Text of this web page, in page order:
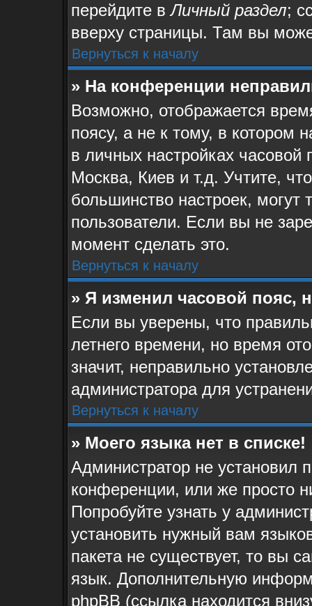
перейдите вЛичный раздел;
вверху страницы. Там вы
Вернуться к началу
» На конференции
Возможно, отображается
поясу, а не к тому, в котором
в личных настройках часовой
Москва, Киев и т.д. Учтите,
большинство настроек, могут
пользователи. Если вы не
момент сделать это.
Вернуться к началу
» Я изменил часовой пояс,
Если вы уверены, что
летнего времени, но время
значит, неправильно
администратора для
Вернуться к началу
» Моего языка нет в списке!
Администратор не установил
конференции, или же просто
Попробуйте узнать у
установить нужный вам
пакета не существует, то вы
язык. Дополнительную
phpBB (ссылка находится